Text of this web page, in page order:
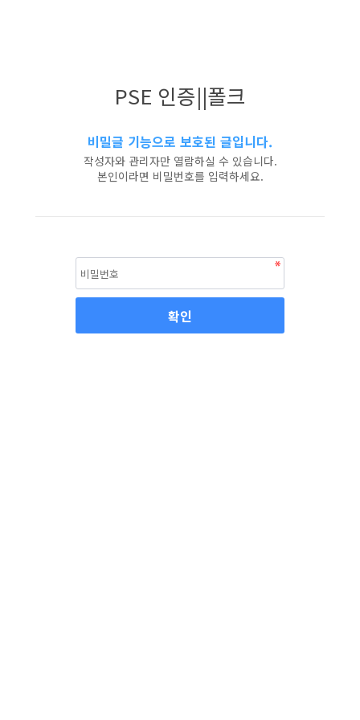
PSE 인증||폴크
비밀글 기능으로 보호된 글입니다.
작성자와 관리자만 열람하실 수 있습니다.
본인이라면 비밀번호를 입력하세요.